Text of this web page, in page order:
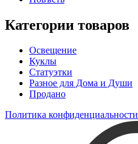
Категории товаров
Освещение
Куклы
Статуэтки
Разное для Дома и Души
Продано
Политика конфиденциальности